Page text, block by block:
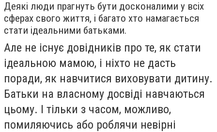
Деякі люди прагнуть бути досконалими у всіх
сферах свого життя, і багато хто намагається
стати ідеальними батьками.
Але не існує довідників про те, як стати
ідеальною мамою, і ніхто не дасть
поради, як навчитися виховувати дитину.
Батьки на власному досвіді навчаються
цьому. І тільки з часом, можливо,
помиляючись або роблячи невірні